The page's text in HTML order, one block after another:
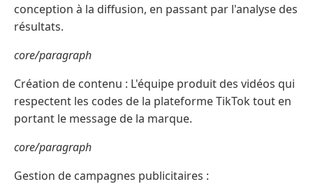
conception à la diffusion, en passant par l'analyse des
résultats.
core/paragraph
Création de contenu : L'équipe produit des vidéos qui
respectent les codes de la plateforme TikTok tout en
portant le message de la marque.
core/paragraph
Gestion de campagnes publicitaires :